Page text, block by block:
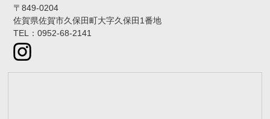
〒849-0204
佐賀県佐賀市久保田町大字久保田1番地
TEL：0952-68-2141